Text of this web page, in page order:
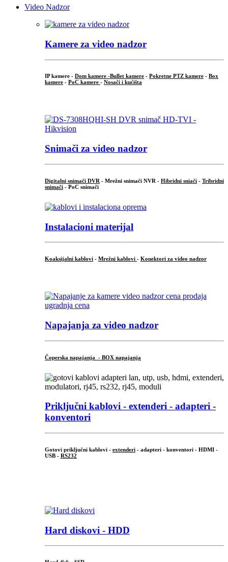
Video Nadzor
Kamere za video nadzor
IP kamere - Dom kamere -Bullet kamere - Pokretne PTZ kamere - Box
kamere - PoC kamere - Nosači i kućišta
Snimači za video nadzor
Digitalni snimači DVR - Mrežni snimači NVR - Hibridni sniači - Tribridni
snimači - PoC snimači
Instalacioni materijal
Koaksijalni kablovi - Mrežni kablovi - Konektori za video nadzor
Napajanja za video nadzor
Čoperska napajanja - BOX napajanja
Priključni kablovi - extenderi - adapteri -
konventori
Gotovi priključni kablovi - extenderi - adapteri - konventori - HDMI -
USB - RS232
Hard diskovi - HDD